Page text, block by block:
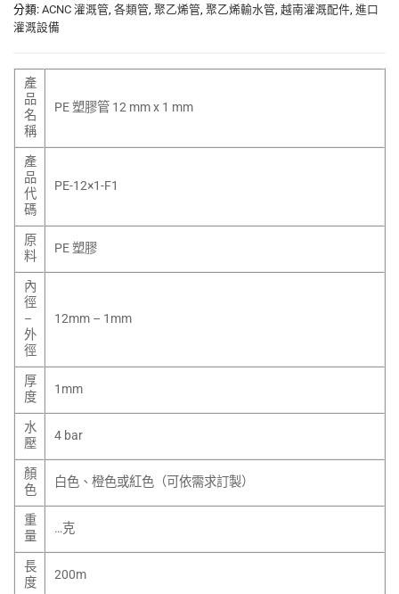
分類: ACNC 灌溉管 各類管 聚乙烯管 聚乙烯輸水管 越南灌溉配件 進口
灌溉設備
產
品
名
稱
PE 塑膠管 12 mm x 1 mm
產
品
代
碼
PE-12×1-F1
原
料
PE 塑膠
內
徑
–
外
徑
12mm – 1mm
厚
度
1mm
水
壓
4 bar
顏
色
白色、橙色或紅色（可依需求訂製）
重
量
…克
長
度
200m